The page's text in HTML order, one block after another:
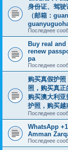
身份证、驾驶
（邮箱：
Последнее
Buy real and
renew
pa
Последнее
购买真假护
照，购买真正
购买澳大利
护照，购买
Последнее
WhatsApp
Amman
Последнее